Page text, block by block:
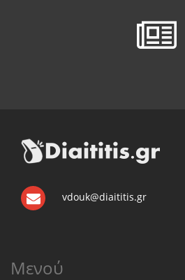
vdouk@diaititis.gr
Μενού